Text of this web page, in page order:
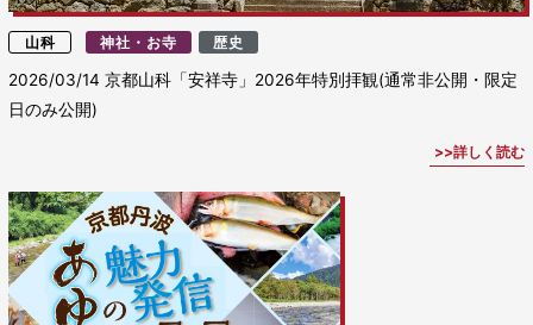
山科 神社・お寺 歴史
2026/03/14京都山科「安祥寺」2026年特別拝観(通常非公開・限定
日のみ公開)
詳しく読む